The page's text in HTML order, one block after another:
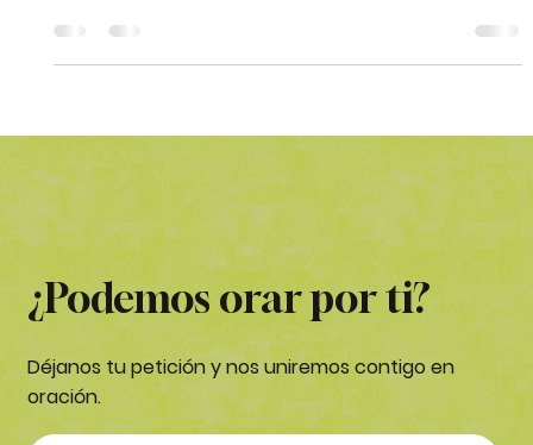
Matias Alvarez, M.Div.
4 min de lectura
Viviendo en unidad hacia una
madurez espiritual
En la carta a los Efesios, Pablo pone un énfasis